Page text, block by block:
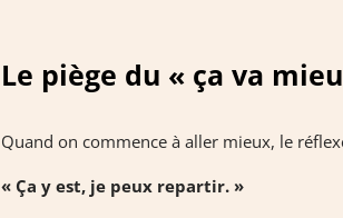
Le piège du « ça va
Quand on commence à aller mieux, le
« Ça y est, je peux repartir. »